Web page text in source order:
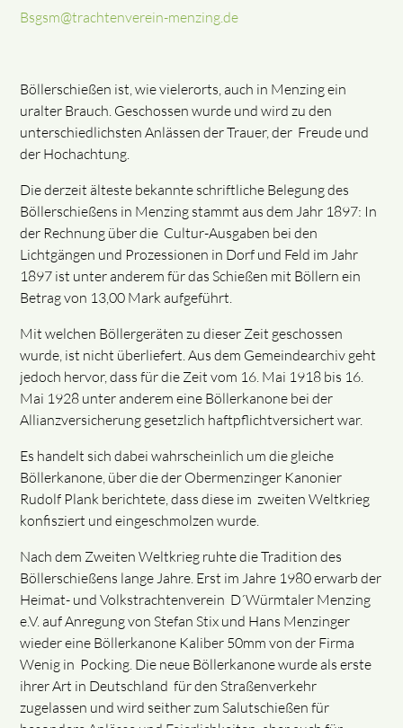
Bsgsm@trachtenverein-menzing.de
Böllerschießen ist, wie vielerorts, auch in Menzing ein
uralter Brauch. Geschossen wurde und wird zu den
unterschiedlichsten Anlässen der Trauer, der Freude und
der Hochachtung.
Die derzeit älteste bekannte schriftliche Belegung des
Böllerschießens in Menzing stammt aus dem Jahr 1897: In
der Rechnung über die Cultur-Ausgaben bei den
Lichtgängen und Prozessionen in Dorf und Feld im Jahr
1897 ist unter anderem für das Schießen mit Böllern ein
Betrag von 13,00 Mark aufgeführt.
Mit welchen Böllergeräten zu dieser Zeit geschossen
wurde, ist nicht überliefert. Aus dem Gemeindearchiv geht
jedoch hervor, dass für die Zeit vom 16. Mai 1918 bis 16.
Mai 1928 unter anderem eine Böllerkanone bei der
Allianzversicherung gesetzlich haftpflichtversichert war.
Es handelt sich dabei wahrscheinlich um die gleiche
Böllerkanone, über die der Obermenzinger Kanonier
Rudolf Plank berichtete, dass diese im zweiten Weltkrieg
konfisziert und eingeschmolzen wurde.
Nach dem Zweiten Weltkrieg ruhte die Tradition des
Böllerschießens lange Jahre. Erst im Jahre 1980 erwarb der
Heimat- und Volkstrachtenverein D´Würmtaler Menzing
e.V. auf Anregung von Stefan Stix und Hans Menzinger
wieder eine Böllerkanone Kaliber 50mm von der Firma
Wenig in Pocking. Die neue Böllerkanone wurde als erste
ihrer Art in Deutschland für den Straßenverkehr
zugelassen und wird seither zum Salutschießen für